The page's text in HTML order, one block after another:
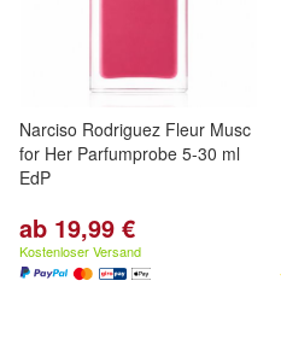
Narciso Rodriguez Fleur Musc
for Her Parfumprobe 5-30 ml
EdP
ab 19,99 €
Kostenloser Versand